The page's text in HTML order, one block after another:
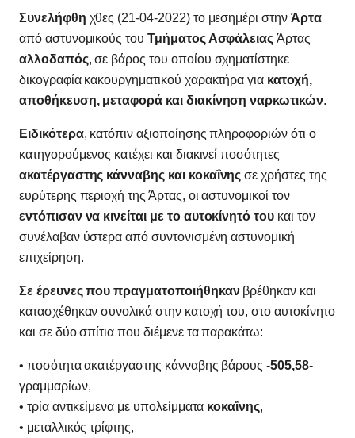
Συνελήφθη χθες (21-04-2022) το μεσημέρι στην Άρτα
από αστυνομικούς του Τμήματος ΑσφάλειαςΆρτας
αλλοδαπός, σε βάρος του οποίου σχηματίστηκε
δικογραφία κακουργηματικού χαρακτήρα για κατοχή,
αποθήκευση, μεταφορά και διακίνηση ναρκωτικών.
Ειδικότερα, κατόπιν αξιοποίησης πληροφοριών ότι ο
κατηγορούμενος κατέχει και διακινεί ποσότητες
ακατέργαστης κάνναβης και κοκαΐνης σε χρήστες της
ευρύτερης περιοχή της Άρτας, οι αστυνομικοί τον
εντόπισαν να κινείται με το αυτοκίνητό τουκαι τον
συνέλαβαν ύστερα από συντονισμένη αστυνομική
επιχείρηση.
Σε έρευνες που πραγματοποιήθηκανβρέθηκαν και
κατασχέθηκαν συνολικά στην κατοχή του, στο αυτοκίνητο
και σε δύο σπίτια που διέμενε τα παρακάτω:
• ποσότητα ακατέργαστης κάνναβης βάρους -505,58-
γραμμαρίων,
• τρία αντικείμενα με υπολείμματα κοκαΐνης,
• μεταλλικός τρίφτης,